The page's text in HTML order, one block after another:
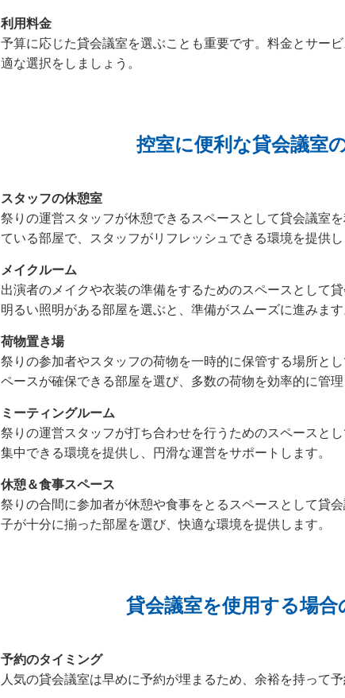
利用料金
予算に応じた貸会議室を選ぶことも重要です。料金とサー
適な選択をしましょう。
控室に便利な貸会議室
スタッフの休憩室
祭りの運営スタッフが休憩できるスペースとして貸会議室
ている部屋で、スタッフがリフレッシュできる環境を提供
メイクルーム
出演者のメイクや衣装の準備をするためのスペースとして
明るい照明がある部屋を選ぶと、準備がスムーズに進みま
荷物置き場
祭りの参加者やスタッフの荷物を一時的に保管する場所と
ペースが確保できる部屋を選び、多数の荷物を効率的に管
ミーティングルーム
祭りの運営スタッフが打ち合わせを行うためのスペースと
集中できる環境を提供し、円滑な運営をサポートします。
休憩＆食事スペース
祭りの合間に参加者が休憩や食事をとるスペースとして貸
子が十分に揃った部屋を選び、快適な環境を提供します。
貸会議室を使用する場合
予約のタイミング
人気の貸会議室は早めに予約が埋まるため、余裕を持って